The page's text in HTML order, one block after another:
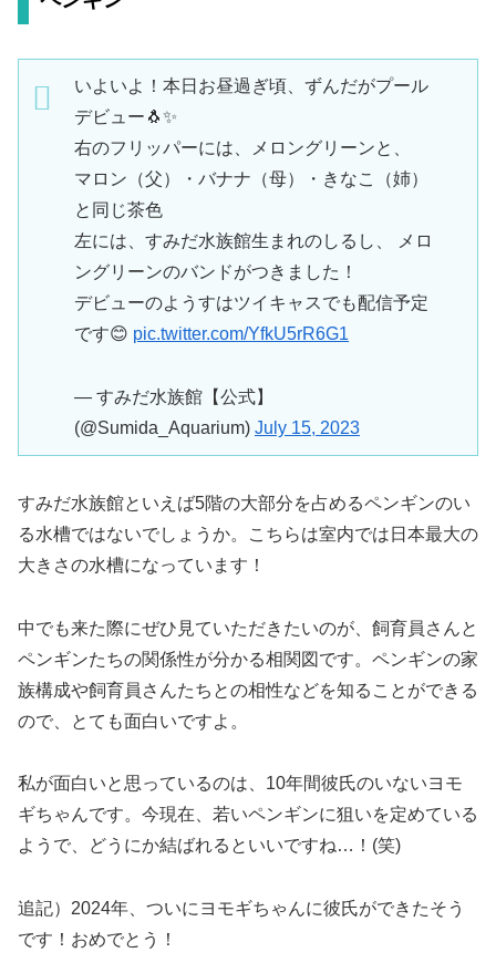
いよいよ！本日お昼過ぎ頃、ずんだがプール
デビュー🐧✨
右のフリッパーには、メロングリーンと、
マロン（父）・バナナ（母）・きなこ（姉）
と同じ茶色
左には、すみだ水族館生まれのしるし、 メロ
ングリーンのバンドがつきました！
デビューのようすはツイキャスでも配信予定
です😊 pic.twitter.com/YfkU5rR6G1
— すみだ水族館【公式】
(@Sumida_Aquarium) July 15, 2023
すみだ水族館といえば5階の大部分を占めるペンギンのい
る水槽ではないでしょうか。こちらは室内では日本最大の
大きさの水槽になっています！
中でも来た際にぜひ見ていただきたいのが、飼育員さんと
ペンギンたちの関係性が分かる相関図です。ペンギンの家
族構成や飼育員さんたちとの相性などを知ることができる
ので、とても面白いですよ。
私が面白いと思っているのは、10年間彼氏のいないヨモ
ギちゃんです。今現在、若いペンギンに狙いを定めている
ようで、どうにか結ばれるといいですね…！(笑)
追記）2024年、ついにヨモギちゃんに彼氏ができたそう
です！おめでとう！